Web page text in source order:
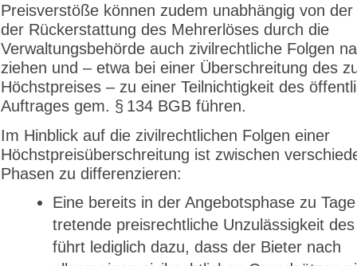
Preisverstöße können zudem unabhängig von
der Rückerstattung des Mehrerlöses durch die
Verwaltungsbehörde auch zivilrechtliche Folgen
ziehen und – etwa bei einer Überschreitung des
Höchstpreises – zu einer Teilnichtigkeit des
Auftrages gem. § 134 BGB führen.
Im Hinblick auf die zivilrechtlichen Folgen einer
Höchstpreisüberschreitung ist zwischen
Phasen zu differenzieren:
Eine bereits in der Angebotsphase zu Tage
tretende preisrechtliche Unzulässigkeit
führt lediglich dazu, dass der Bieter nach